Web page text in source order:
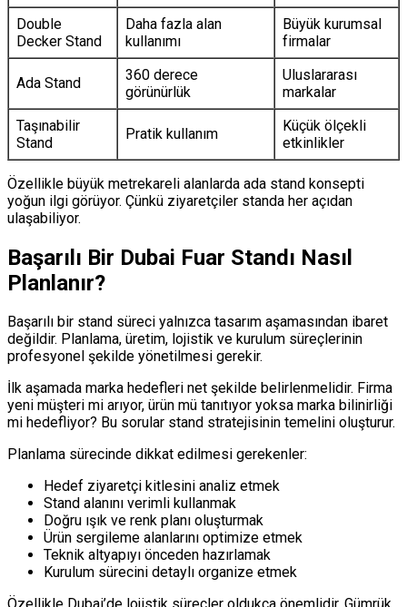
Double
Decker Stand
Daha fazla alan
kullanımı
Büyük kurumsal
firmalar
Ada Stand
360 derece
görünürlük
Uluslararası
markalar
Taşınabilir
Stand
Pratik kullanım
Küçük ölçekli
etkinlikler
Özellikle büyük metrekareli alanlarda ada stand konsepti
yoğun ilgi görüyor. Çünkü ziyaretçiler standa her açıdan
ulaşabiliyor.
Başarılı Bir Dubai Fuar Standı Nasıl
Planlanır?
Başarılı bir stand süreci yalnızca tasarım aşamasından ibaret
değildir. Planlama, üretim, lojistik ve kurulum süreçlerinin
profesyonel şekilde yönetilmesi gerekir.
İlk aşamada marka hedefleri net şekilde belirlenmelidir. Firma
yeni müşteri mi arıyor, ürün mü tanıtıyor yoksa marka bilinirliği
mi hedefliyor? Bu sorular stand stratejisinin temelini oluşturur.
Planlama sürecinde dikkat edilmesi gerekenler:
Hedef ziyaretçi kitlesini analiz etmek
Stand alanını verimli kullanmak
Doğru ışık ve renk planı oluşturmak
Ürün sergileme alanlarını optimize etmek
Teknik altyapıyı önceden hazırlamak
Kurulum sürecini detaylı organize etmek